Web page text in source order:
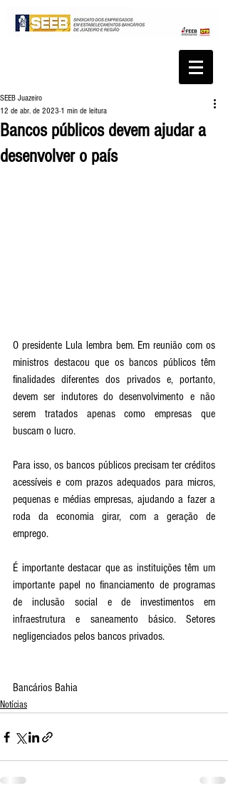
Bancos públicos devem ajudar a
desenvolver o país
SEEB Juazeiro
12 de abr. de 2023 1 min de leitura
O presidente Lula lembra bem. Em reunião com os
ministros destacou que os bancos públicos têm
finalidades diferentes dos privados e, portanto,
devem ser indutores do desenvolvimento e não
serem tratados apenas como empresas que
buscam o lucro.
Para isso, os bancos públicos precisam ter créditos
acessíveis e com prazos adequados para micros,
pequenas e médias empresas, ajudando a fazer a
roda da economia girar, com a geração de
emprego.
É importante destacar que as instituições têm um
importante papel no financiamento de programas
de inclusão social e de investimentos em
infraestrutura e saneamento básico. Setores
negligenciados pelos bancos privados.
Bancários Bahia
Notícias